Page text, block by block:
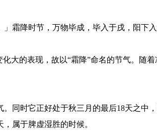
霜降时节，万物毕成，毕入于戌，阳下入
大的表现，故以“霜降”命名的节气。随
同时它正好处于秋三月的最后18天之中
属于脾虚湿胜的时候。